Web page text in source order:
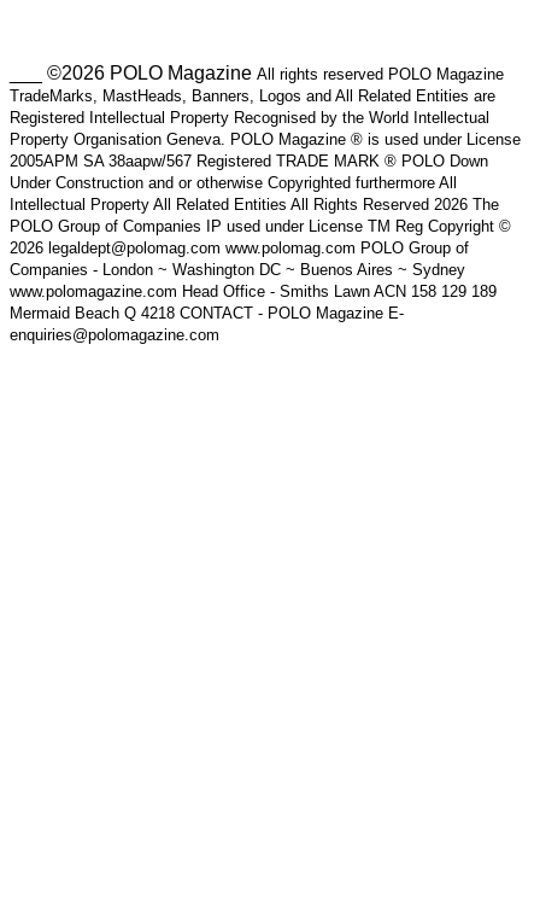
___ ©2026 POLO Magazine All rights reserved POLO Magazine
TradeMarks, MastHeads, Banners, Logos and All Related Entities are
Registered Intellectual Property Recognised by the World Intellectual
Property Organisation Geneva. POLO Magazine ® is used under License
2005APM SA 38aapw/567 Registered TRADE MARK ® POLO Down
Under Construction and or otherwise Copyrighted furthermore All
Intellectual Property All Related Entities All Rights Reserved 2026 The
POLO Group of Companies IP used under License TM Reg Copyright ©
2026 legaldept@polomag.com www.polomag.com POLO Group of
Companies - London ~ Washington DC ~ Buenos Aires ~ Sydney
www.polomagazine.com Head Office - Smiths Lawn ACN 158 129 189
Mermaid Beach Q 4218 CONTACT - POLO Magazine E-
enquiries@polomagazine.com